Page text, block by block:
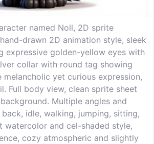
named Noll, 2D sprite
drawn 2D animation style, sleek
expressive golden-yellow eyes with
collar with round tag showing
melancholic yet curious expression,
Full body view, clean sprite sheet
Multiple angles and
idle, walking, jumping, sitting,
watercolor and cel-shaded style,
cozy atmospheric and slightly